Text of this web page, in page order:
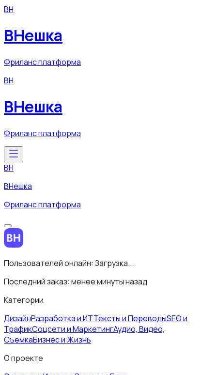
ВН
ВНешка
Фриланс платформа
ВН
ВНешка
Фриланс платформа
ВН
ВНешка
Фриланс платформа
Пользователей онлайн: Загрузка...
Последний заказ: менее минуты назад
Категории
ДизайнРазработка и ИТТексты и ПереводыSEO и
ТрафикСоцсети и МаркетингАудио, Видео,
СъемкаБизнес и Жизнь
О проекте